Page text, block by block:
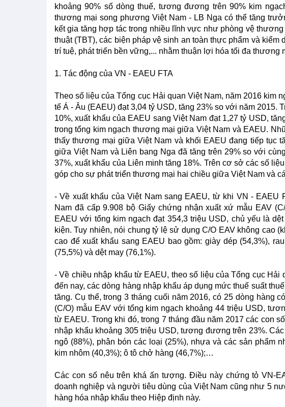
khoảng 90% số dòng thuế, tương đương trên 90% kim
thương mại song phương Việt Nam - LB Nga có thể tăng
kết gia tăng hợp tác trong nhiều lĩnh vực như phòng vệ
thuật (TBT), các biện pháp vệ sinh an toàn thực phẩm và
trí tuệ, phát triển bền vững,... nhằm thuận lợi hóa tối đa thương
1. Tác động của VN - EAEU FTA
Theo số liệu của Tổng cục Hải quan Việt Nam, năm 2016 kim
tế Á - Âu (EAEU) đạt 3,04 tỷ USD, tăng 23% so với năm 2015.
10%, xuất khẩu của EAEU sang Việt Nam đạt 1,27 tỷ USD,
trong tổng kim ngạch thương mại giữa Việt Nam và EAEU.
thấy thương mại giữa Việt Nam và khối EAEU đang tiếp tục
giữa Việt Nam và Liên bang Nga đã tăng trên 29% so với
37%, xuất khẩu của Liên minh tăng 18%. Trên cơ sở các số
góp cho sự phát triển thương mại hai chiều giữa Việt Nam và
- Về xuất khẩu của Việt Nam sang EAEU, từ khi VN - EAEU
Nam đã cấp 9.908 bộ Giấy chứng nhận xuất xứ mẫu EAV
EAEU với tổng kim ngạch đạt 354,3 triệu USD, chủ yếu là
kiện. Tuy nhiên, nói chung tỷ lệ sử dụng C/O EAV không cao
cao để xuất khẩu sang EAEU bao gồm: giày dép (54,3%),
(75,5%) và dệt may (76,1%).
- Về chiều nhập khẩu từ EAEU, theo số liệu của Tổng cục
đến nay, các dòng hàng nhập khẩu áp dụng mức thuế suất
tăng. Cụ thể, trong 3 tháng cuối năm 2016, có 25 dòng hàng
(C/O) mẫu EAV với tổng kim ngạch khoảng 44 triệu USD,
từ EAEU. Trong khi đó, trong 7 tháng đầu năm 2017 các con
nhập khẩu khoảng 305 triệu USD, tương đương trên 23%.
ngô (88%), phân bón các loại (25%), nhựa và các sản phẩm
kim nhôm (40,3%); ô tô chở hàng (46,7%);…
Các con số nêu trên khá ấn tượng. Điều này chứng tỏ VN-
doanh nghiệp và người tiêu dùng của Việt Nam cũng như 5
hàng hóa nhập khẩu theo Hiệp định này.